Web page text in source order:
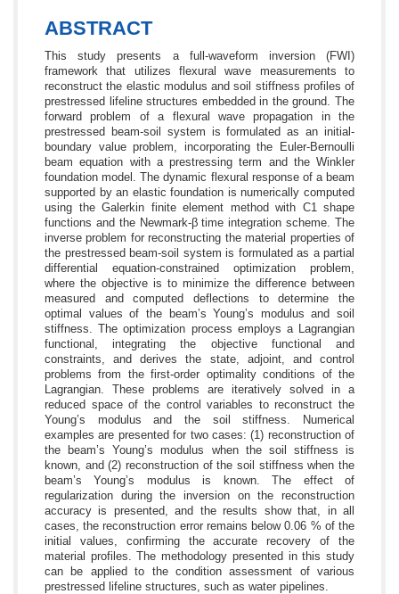
ABSTRACT
This study presents a full-waveform inversion (FWI)
framework that utilizes flexural wave measurements to
reconstruct the elastic modulus and soil stiffness profiles of
prestressed lifeline structures embedded in the ground. The
forward problem of a flexural wave propagation in the
prestressed beam-soil system is formulated as an initial-
boundary value problem, incorporating the Euler-Bernoulli
beam equation with a prestressing term and the Winkler
foundation model. The dynamic flexural response of a beam
supported by an elastic foundation is numerically computed
using the Galerkin finite element method with C1 shape
functions and the Newmark-β time integration scheme. The
inverse problem for reconstructing the material properties of
the prestressed beam-soil system is formulated as a partial
differential equation-constrained optimization problem,
where the objective is to minimize the difference between
measured and computed deflections to determine the
optimal values of the beam’s Young’s modulus and soil
stiffness. The optimization process employs a Lagrangian
functional, integrating the objective functional and
constraints, and derives the state, adjoint, and control
problems from the first-order optimality conditions of the
Lagrangian. These problems are iteratively solved in a
reduced space of the control variables to reconstruct the
Young’s modulus and the soil stiffness. Numerical
examples are presented for two cases: (1) reconstruction of
the beam’s Young’s modulus when the soil stiffness is
known, and (2) reconstruction of the soil stiffness when the
beam’s Young’s modulus is known. The effect of
regularization during the inversion on the reconstruction
accuracy is presented, and the results show that, in all
cases, the reconstruction error remains below 0.06 % of the
initial values, confirming the accurate recovery of the
material profiles. The methodology presented in this study
can be applied to the condition assessment of various
prestressed lifeline structures, such as water pipelines.